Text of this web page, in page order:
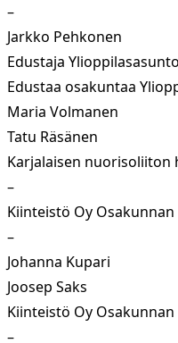
–
Jarkko Pehkonen
Edustaja
Edustaa osakuntaa
Maria Volmanen
Tatu Räsänen
Karjalaisen nuorisoliiton
–
Kiinteistö Oy
–
Johanna Kupari
Joosep Saks
Kiinteistö Oy
–